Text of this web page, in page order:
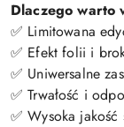
Dlaczego warto
✅ Limitowana
✅ Efekt folii i
✅ Uniwersalne
✅ Trwałość i
✅ Wysoka jakość